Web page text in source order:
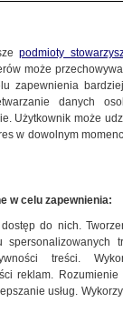
podmioty
może
zapewnienia
danych
Użytkownik może
w dowolnym
w celu zapewnienia:
do nich.
treści.
reklam.
usług.